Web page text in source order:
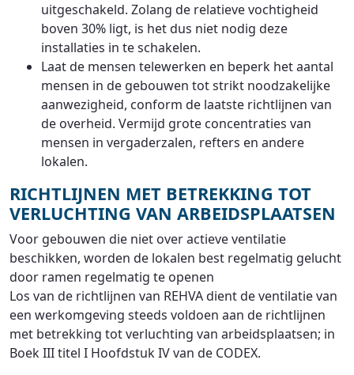
uitgeschakeld. Zolang de relatieve vochtigheid
boven 30% ligt, is het dus niet nodig deze
installaties in te schakelen.
Laat de mensen telewerken en beperk het aantal
mensen in de gebouwen tot strikt noodzakelijke
aanwezigheid, conform de laatste richtlijnen van
de overheid. Vermijd grote concentraties van
mensen in vergaderzalen, refters en andere
lokalen.
RICHTLIJNEN MET BETREKKING TOT
VERLUCHTING VAN ARBEIDSPLAATSEN
Voor gebouwen die niet over actieve ventilatie
beschikken, worden de lokalen best regelmatig gelucht
door ramen regelmatig te openen
Los van de richtlijnen van REHVA dient de ventilatie van
een werkomgeving steeds voldoen aan de richtlijnen
met betrekking tot verluchting van arbeidsplaatsen; in
Boek III titel I Hoofdstuk IV van de CODEX.